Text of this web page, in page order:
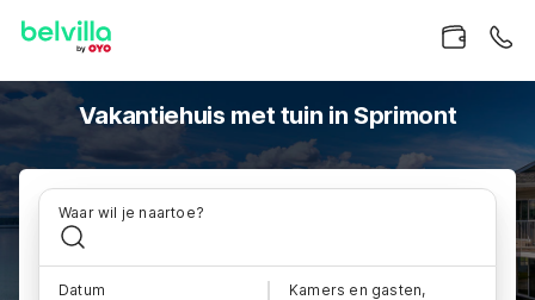
Vakantiehuis met tuin in Sprimont
Waar wil je naartoe?
Datum Kamers en gasten,